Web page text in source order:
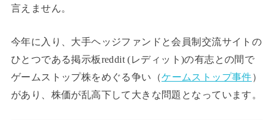
言えません。
今年に入り、大手ヘッジファンドと会員制交流サイトの
ひとつである掲示板reddit (レディット)の有志との間で
ゲームストップ株をめぐる争い（ケームストップ事件）
があり、株価が乱高下して大きな問題となっています。